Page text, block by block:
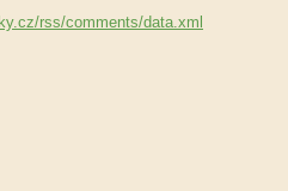
rss/comments/data.xml